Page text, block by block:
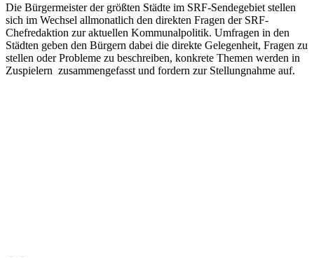
Die Bürgermeister der größten Städte im SRF-Sendegebiet stellen
sich im Wechsel allmonatlich den direkten Fragen der SRF-
Chefredaktion zur aktuellen Kommunalpolitik. Umfragen in den
Städten geben den Bürgern dabei die direkte Gelegenheit, Fragen zu
stellen oder Probleme zu beschreiben, konkrete Themen werden in
Zuspielern zusammengefasst und fordern zur Stellungnahme auf.